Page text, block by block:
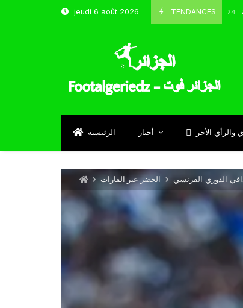
jeudi 6 août 2026 TENDANCES
Octobre 8, 2024 قسنطينة
الرئيسية أخبار والرأي الأخر
الخضر عبر القارات الدوري الفرنسي